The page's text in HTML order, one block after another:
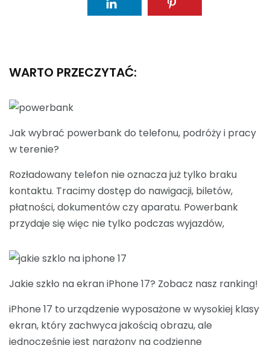
WARTO PRZECZYTAĆ:
Jak wybrać powerbank do telefonu, podróży i pracy
w terenie?
Rozładowany telefon nie oznacza już tylko braku
kontaktu. Tracimy dostęp do nawigacji, biletów,
płatności, dokumentów czy aparatu. Powerbank
przydaje się więc nie tylko podczas wyjazdów,
Jakie szkło na ekran iPhone 17? Zobacz nasz ranking!
iPhone 17 to urządzenie wyposażone w wysokiej klasy
ekran, który zachwyca jakością obrazu, ale
jednocześnie jest narażony na codzienne